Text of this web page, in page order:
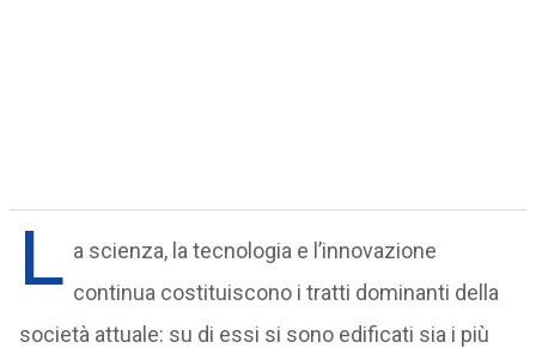
L a scienza, la tecnologia e l’innovazione
continua costituiscono i tratti dominanti della
società attuale: su di essi si sono edificati sia i più